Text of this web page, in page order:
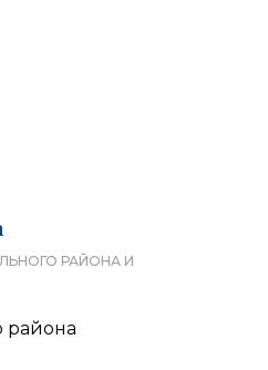
РАЙОНА И
района